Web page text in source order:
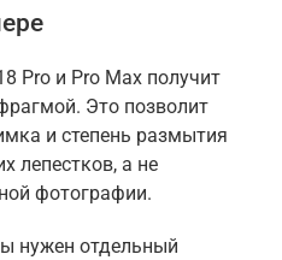
Pro и Pro Max получит
Это позволит
и степень размытия
лепестков, а не
фотографии.
нужен отдельный